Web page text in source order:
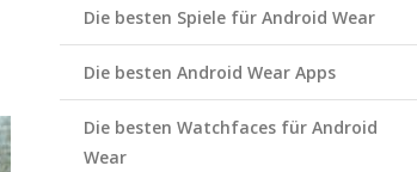
Die besten Spiele für Android Wear
Die besten Android Wear Apps
Die besten Watchfaces für Android
Wear